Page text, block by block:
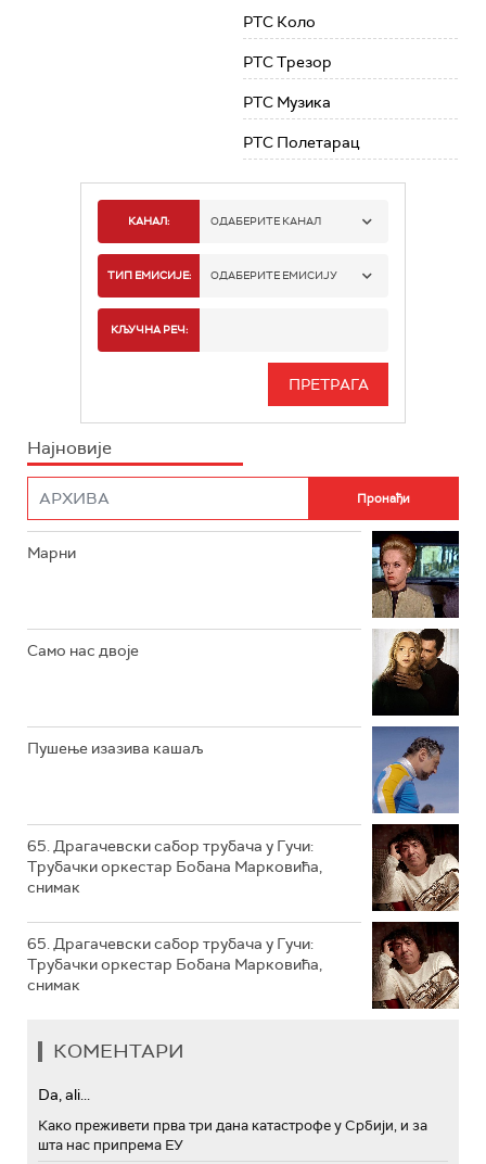
РТС Коло
РТС Трезор
РТС Музика
РТС Полетарац
КАНАЛ: ОДАБЕРИТЕ КАНАЛ
РТС 1
РТС 3
ТИП ЕМИСИЈЕ: ОДАБЕРИТЕ ЕМИСИЈУ
ИНФО
КЉУЧНА РЕЧ:
Најновије
Марни
Само нас двоје
Пушење изазива кашаљ
65. Драгачевски сабор трубача у Гучи:
Трубачки оркестар Бобана Марковића,
снимак
65. Драгачевски сабор трубача у Гучи:
Трубачки оркестар Бобана Марковића,
снимак
КОМЕНТАРИ
Da, ali...
Како преживети прва три дана катастрофе у Србији, и за
шта нас припрема ЕУ